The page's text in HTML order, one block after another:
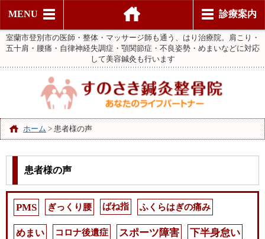
MENU 診療案内
室蘭市登別市の医師・整体・マッサージ師も通う、はり治療院。肩こり・
五十肩・腰痛・自律神経失調症・顎関節症・不良姿勢・めまいなどに対応
して美容鍼灸も行います
ホーム > 患者様の声
患者様の声
PMS ぎっくり腰 ばね指 ふくらはぎの痛み
めまい コロナ後遺症 スポーツ障害 下半身怠い